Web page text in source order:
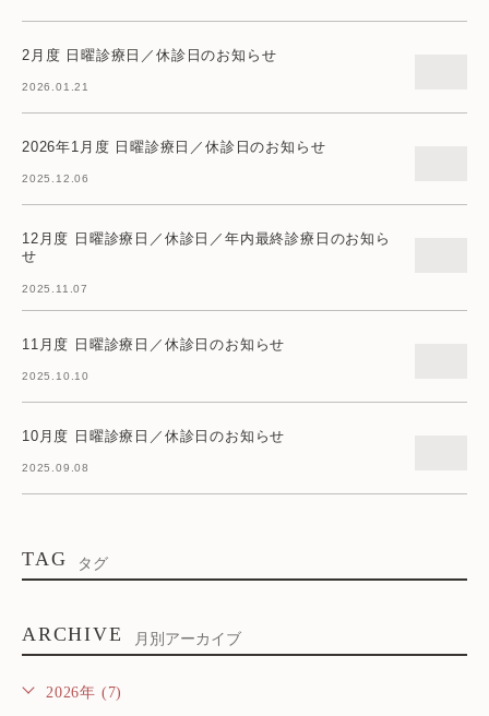
2月度 日曜診療日／休診日のお知らせ
2026.01.21
2026年1月度 日曜診療日／休診日のお知らせ
2025.12.06
12月度 日曜診療日／休診日／年内最終診療日のお知ら
せ
2025.11.07
11月度 日曜診療日／休診日のお知らせ
2025.10.10
10月度 日曜診療日／休診日のお知らせ
2025.09.08
TAG タグ
ARCHIVE 月別アーカイブ
2026年 (7)